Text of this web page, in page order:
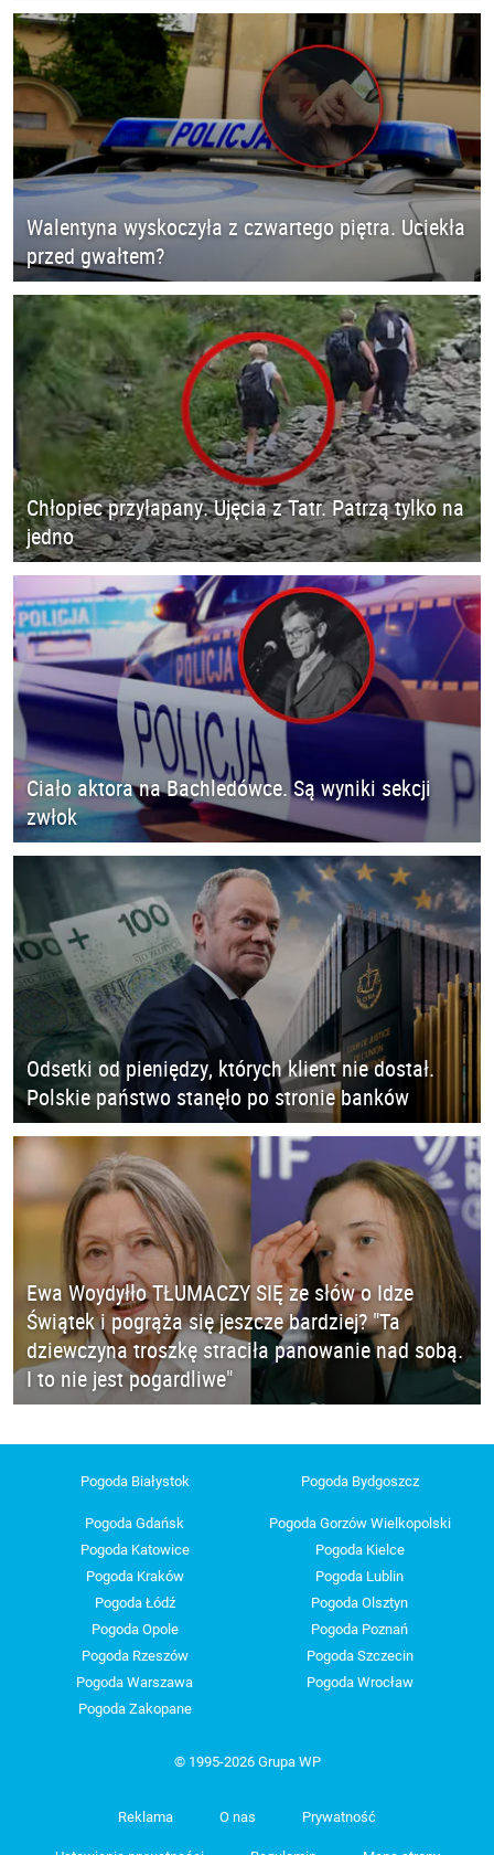
Walentyna wyskoczyła z czwartego piętra. Uciekła
przed gwałtem?
Chłopiec przyłapany. Ujęcia z Tatr. Patrzą tylko na
jedno
Ciało aktora na Bachledówce. Są wyniki sekcji
zwłok
Odsetki od pieniędzy, których klient nie dostał.
Polskie państwo stanęło po stronie banków
Ewa Woydyłło TŁUMACZY SIĘ ze słów o Idze
Świątek i pogrąża się jeszcze bardziej? "Ta
dziewczyna troszkę straciła panowanie nad sobą.
I to nie jest pogardliwe"
Pogoda Białystok Pogoda Bydgoszcz
Pogoda Gdańsk
Pogoda Gorzów Wielkopolski
Pogoda Katowice
Pogoda Kielce
Pogoda Kraków
Pogoda Lublin
Pogoda Łódź
Pogoda Olsztyn
Pogoda Opole
Pogoda Poznań
Pogoda Rzeszów
Pogoda Szczecin
Pogoda Warszawa
Pogoda Wrocław
Pogoda Zakopane
© 1995-2026 Grupa WP
Reklama O nas Prywatność